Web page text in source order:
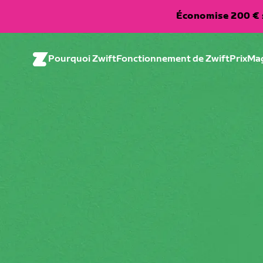
Économise 200 €
Pourquoi ZwiftFonctionnement de ZwiftPrix